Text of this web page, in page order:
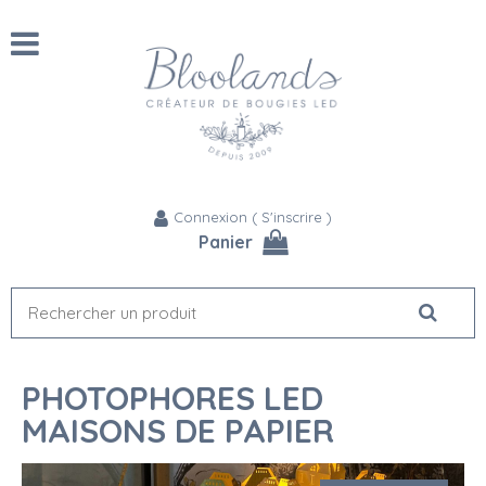
Connexion ( S'inscrire )
Panier
PHOTOPHORES LED
MAISONS DE PAPIER